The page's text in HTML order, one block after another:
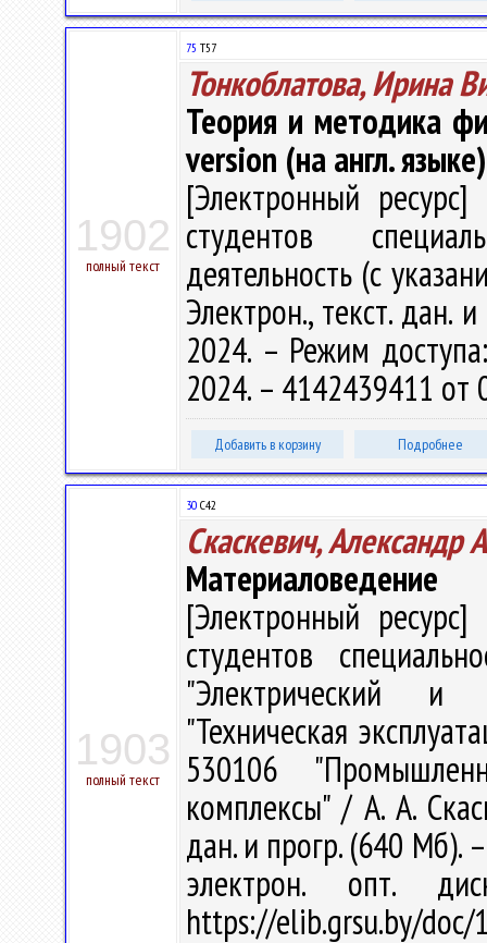
1902
полный текст
75 Т57
Тонкоблатова, Ирина
Теория и методика
version (на англ. языке)
[Электронный
студентов
деятельность (с
Электрон., текст. дан.
2024. – Режим
2024. – 4142439411 от
Добавить в корзину Подробнее
1903
полный текст
30 С42
Скаскевич, Александр
Материаловедение
[Электронный
студентов
"Электрический и
"Техническая
530106
комплексы" / А. А.
дан. и прогр. (640 Мб).
электрон. опт.
https://elib.grsu.by/